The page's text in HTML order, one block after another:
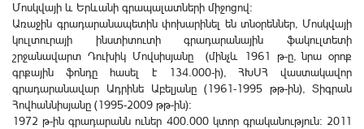
Մոսկվայի և Երևանի գրապալատների միջոցով:
Առաջին գրադարանապետին փոխարինել են տնօրեններ, Մոսկվայի
կուլտուրայի ինստիտուտի գրադարանային ֆակուլտետի
շրջանավարտ Դուխիկ Մովսիսյանը (մինչև 1961 թ-ը, նրա օրոք
գրքային ֆոնդը հասել է 134.000-ի), ՀԽՍՀ վաստակավոր
գրադարանավար Ադրինե Աբելյանը (1961-1995 թթ-ին), Տիգրան
Հովհաննիսյանը (1995-2009 թթ-ին):
1972 թ-ին գրադարանն ուներ 400.000 կտոր գրականություն: 2011